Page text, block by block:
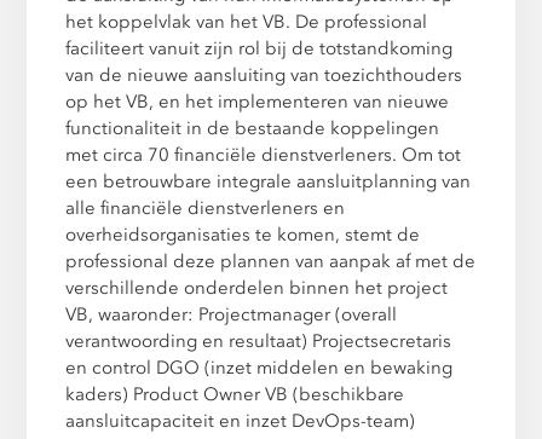
het koppelvlak van het VB. De professional
faciliteert vanuit zijn rol bij de totstandkoming
van de nieuwe aansluiting van toezichthouders
op het VB, en het implementeren van nieuwe
functionaliteit in de bestaande koppelingen
met circa 70 financiële dienstverleners. Om tot
een betrouwbare integrale aansluitplanning van
alle financiële dienstverleners en
overheidsorganisaties te komen, stemt de
professional deze plannen van aanpak af met de
verschillende onderdelen binnen het project
VB, waaronder: Projectmanager (overall
verantwoording en resultaat) Projectsecretaris
en control DGO (inzet middelen en bewaking
kaders) Product Owner VB (beschikbare
aansluitcapaciteit en inzet DevOps-team)